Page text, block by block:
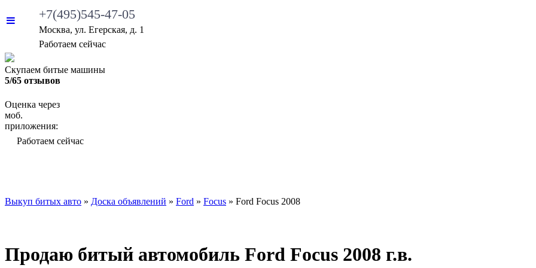
+7(495)545-47-05
Москва, ул. Егерская, д. 1
Работаем сейчас
Скупаем битые машины
5/65 отзывов
Оценка через
моб.
приложения:
Работаем сейчас
Выкуп битых авто » Доска объявлений » Ford » Focus » Ford Focus 2008
Продаю битый автомобиль Ford Focus 2008 г.в.